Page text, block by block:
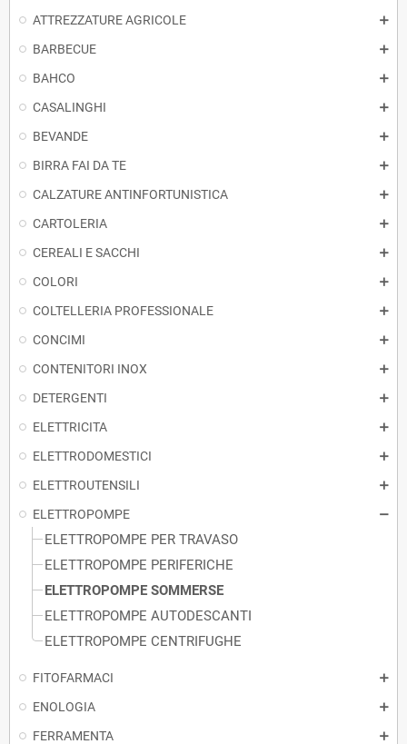
ATTREZZATURE AGRICOLE
BARBECUE
BAHCO
CASALINGHI
BEVANDE
BIRRA FAI DA TE
CALZATURE ANTINFORTUNISTICA
CARTOLERIA
CEREALI E SACCHI
COLORI
COLTELLERIA PROFESSIONALE
CONCIMI
CONTENITORI INOX
DETERGENTI
ELETTRICITA
ELETTRODOMESTICI
ELETTROUTENSILI
ELETTROPOMPE
ELETTROPOMPE PER TRAVASO
ELETTROPOMPE PERIFERICHE
ELETTROPOMPE SOMMERSE
ELETTROPOMPE AUTODESCANTI
ELETTROPOMPE CENTRIFUGHE
FITOFARMACI
ENOLOGIA
FERRAMENTA